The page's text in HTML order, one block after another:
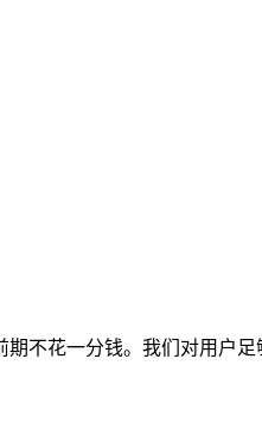
不花一分钱。我们对用户足